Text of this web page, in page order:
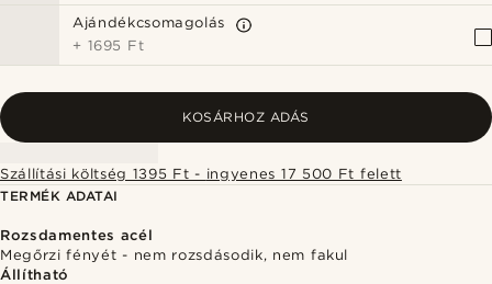
Ajándékcsomagolás
+ 1695 Ft
KOSÁRHOZ ADÁS
Szállítási költség 1395 Ft - ingyenes 17 500 Ft felett
TERMÉK ADATAI
Rozsdamentes acél
Megőrzi fényét - nem rozsdásodik, nem fakul
Állítható